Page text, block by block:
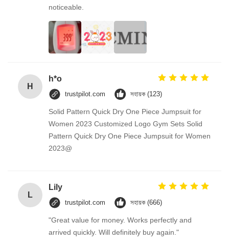
noticeable.
H
h*o
trustpilot.com সহায়ক (123)
Solid Pattern Quick Dry One Piece Jumpsuit for
Women 2023 Customized Logo Gym Sets Solid
Pattern Quick Dry One Piece Jumpsuit for Women
2023@
L
Lily
trustpilot.com সহায়ক (666)
"Great value for money. Works perfectly and
arrived quickly. Will definitely buy again."